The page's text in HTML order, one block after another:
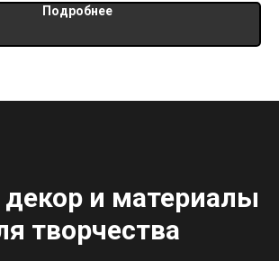
Подробнее
и материалы
творчества